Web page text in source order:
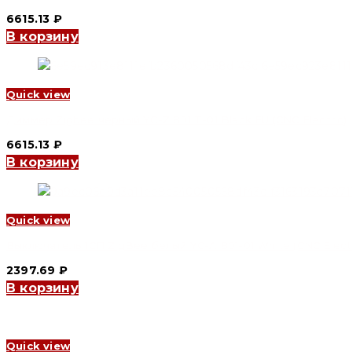
6615.13 ₽
В корзину
Quick view
6615.13 ₽
В корзину
Quick view
2397.69 ₽
В корзину
Quick view